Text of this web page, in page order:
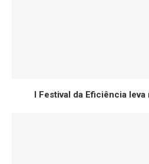
I Festival da Eficiência